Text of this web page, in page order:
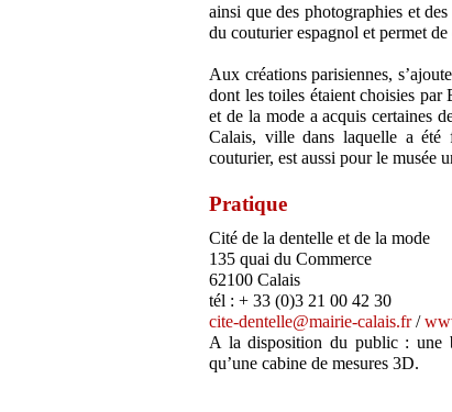
ainsi que des photographies et
du couturier espagnol et permet
Aux créations parisiennes,
dont les toiles étaient choisies
et de la mode a acquis certaines
Calais, ville dans laquelle a été
couturier, est aussi pour le musée
Pratique
Cité de la dentelle et de la mode
135 quai du Commerce
62100 Calais
tél : + 33 (0)3 21 00 42 30
cite-dentelle@mairie-calais.fr/
A la disposition du public : une
qu’une cabine de mesures 3D.